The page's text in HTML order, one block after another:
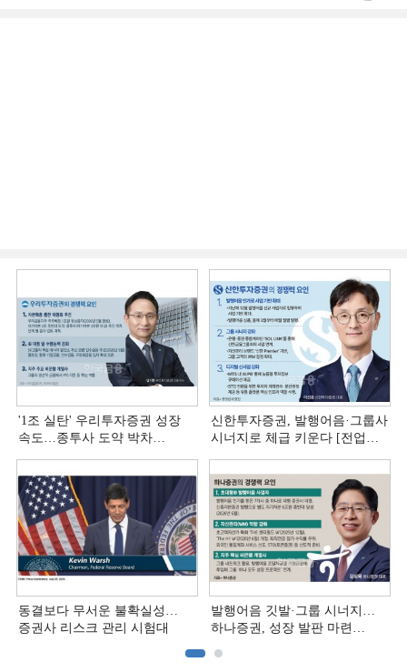
'1조 실탄' 우리투자증권 성장
속도…종투사 도약 박차
증권사 (5)]
신한투자증권, 발행어음·그룹사
시너지로 체급 키운다 [전업계
동결보다 무서운 불확실성…
증권사 리스크 관리 시험대
발행어음 깃발·그룹 시너지…
하나증권, 성장 발판 마련